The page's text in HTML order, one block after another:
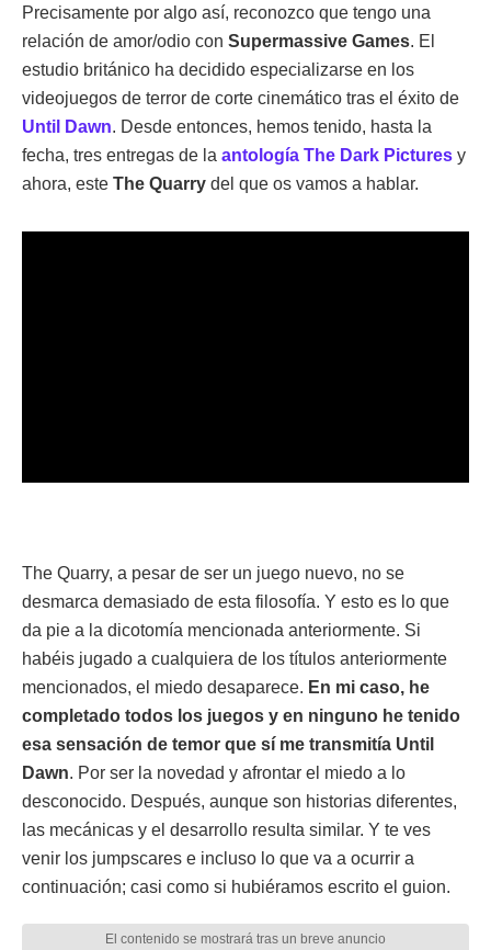
Precisamente por algo así, reconozco que tengo una
relación de amor/odio con Supermassive Games. El
estudio británico ha decidido especializarse en los
videojuegos de terror de corte cinemático tras el éxito de
Until Dawn. Desde entonces, hemos tenido, hasta la
fecha, tres entregas de la antología The Dark Pictures y
ahora, este The Quarry del que os vamos a hablar.
The Quarry, a pesar de ser un juego nuevo, no se
desmarca demasiado de esta filosofía. Y esto es lo que
da pie a la dicotomía mencionada anteriormente. Si
habéis jugado a cualquiera de los títulos anteriormente
mencionados, el miedo desaparece. En mi caso, he
completado todos los juegos y en ninguno he tenido
esa sensación de temor que sí me transmitía Until
Dawn. Por ser la novedad y afrontar el miedo a lo
desconocido. Después, aunque son historias diferentes,
las mecánicas y el desarrollo resulta similar. Y te ves
venir los jumpscares e incluso lo que va a ocurrir a
continuación; casi como si hubiéramos escrito el guion.